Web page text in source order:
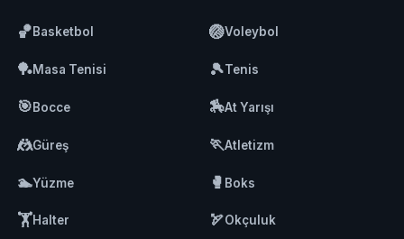
🏀Basketbol 🏐Voleybol
🏓Masa Tenisi 🎾Tenis
🎯Bocce 🏇At Yarışı
🤼Güreş 🏃Atletizm
🏊Yüzme 🥊 Boks
🏋️Halter 🏹Okçuluk